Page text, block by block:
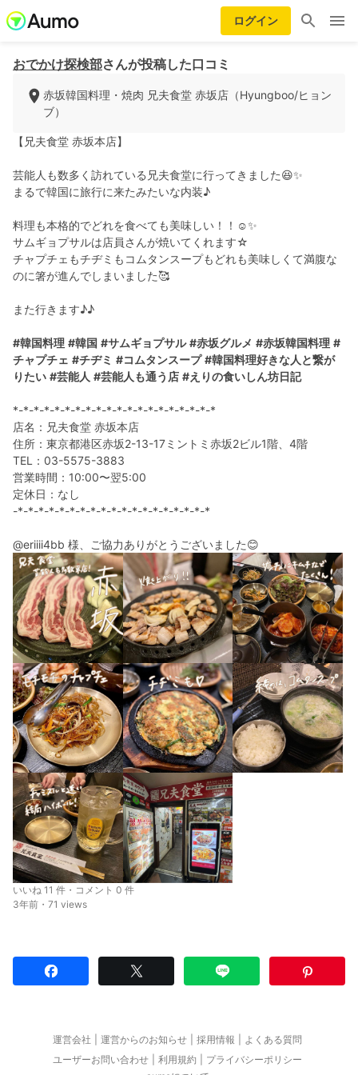
ログイン
おでかけ探検部さんが投稿した口コミ
赤坂韓国料理・焼肉 兄夫食堂 赤坂店（Hyungboo/ヒョン
ブ）
【兄夫食堂 赤坂本店】
芸能人も数多く訪れている兄夫食堂に行ってきました😆✨
まるで韓国に旅行に来たみたいな内装♪
料理も本格的でどれを食べても美味しい！！☺️✨
サムギョプサルは店員さんが焼いてくれます☆
チャプチェもチヂミもコムタンスープもどれも美味しくて満腹な
のに箸が進んでしまいました🥰
また行きます♪♪
#韓国料理 #韓国 #サムギョプサル #赤坂グルメ #赤坂韓国料理 #
チャプチェ #チヂミ #コムタンスープ #韓国料理好きな人と繋が
りたい #芸能人 #芸能人も通う店 #えりの食いしん坊日記
*-*-*-*-*-*-*-*-*-*-*-*-*-*-*-*-*-*-*-*
店名：兄夫食堂 赤坂本店
住所：東京都港区赤坂2-13-17ミントミ赤坂2ビル1階、4階
TEL：03-5575-3883
営業時間：10:00〜翌5:00
定休日：なし
-*-*-*-*-*-*-*-*-*-*-*-*-*-*-*-*-*-*-*
@eriiii4bb 様、ご協力ありがとうございました😊
いいね 11 件・コメント 0 件
3年前・71 views
運営会社 運営からのお知らせ 採用情報
よくある質問
ユーザーお問い合わせ
利用規約
プライバシーポリシー